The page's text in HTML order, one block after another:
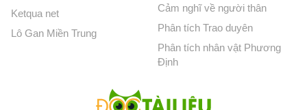
Ketqua net
Lô Gan Miền Trung
Cảm nghĩ về người thân
Phân tích Trao duyên
Phân tích nhân vật Phương
Định